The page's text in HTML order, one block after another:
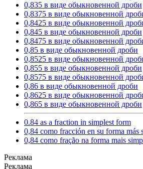
0,835 в виде обыкновенной дроби
0,8375 в виде обыкновенной
0,8425 в виде обыкновенной
0,845 в виде обыкновенной дроби
0,8475 в виде обыкновенной
0,85 в виде обыкновенной дроби
0,8525 в виде обыкновенной
0,855 в виде обыкновенной дроби
0,8575 в виде обыкновенной
0,86 в виде обыкновенной дроби
0,8625 в виде обыкновенной
0,865 в виде обыкновенной дроби
0.84 as a fraction in simplest form
0,84 como fracción en su forma más
0,84 como fração na forma mais